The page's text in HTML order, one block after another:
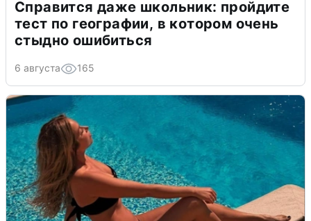
Справится даже школьник: пройдите
тест по географии, в котором очень
стыдно ошибиться
6 августа 165